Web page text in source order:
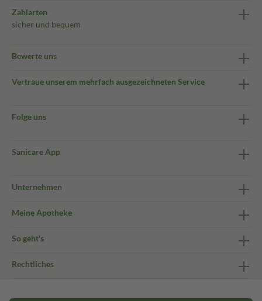
Zahlarten
sicher und bequem
Bewerte uns
Vertraue unserem mehrfach ausgezeichneten Service
Folge uns
Sanicare App
Unternehmen
Meine Apotheke
So geht's
Rechtliches